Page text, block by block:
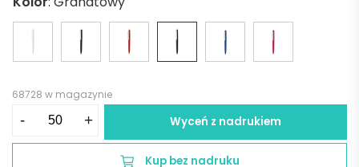
68728 w magazynie
- + Wyceń z nadrukiem
Kup bez nadruku